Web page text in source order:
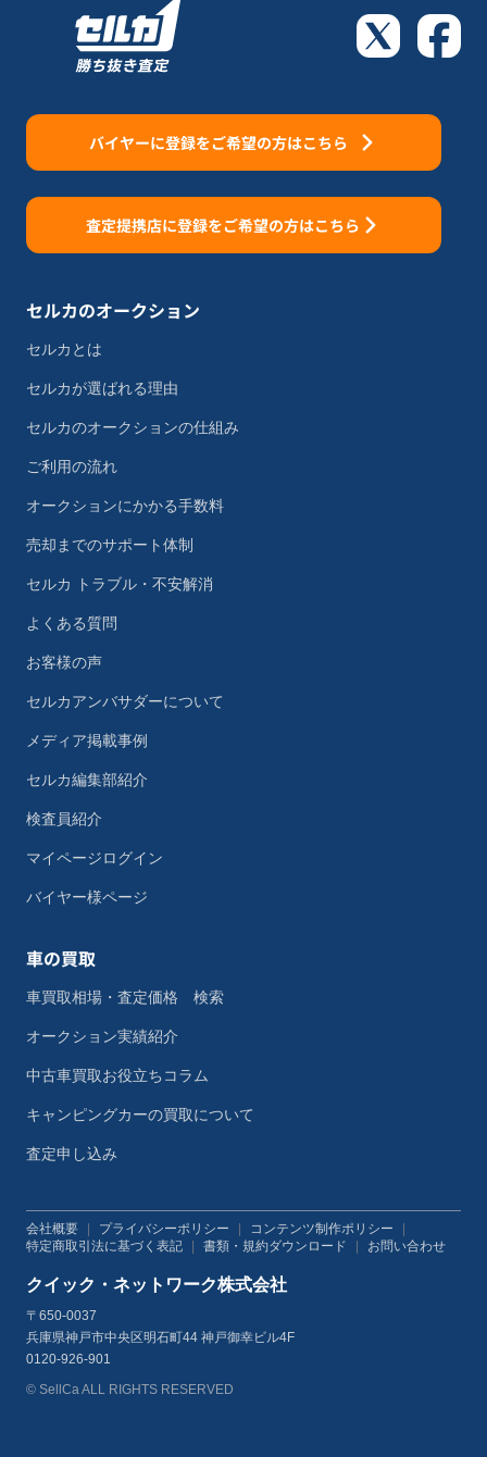
バイヤーに登録をご希望の方はこちら
査定提携店に登録をご希望の方はこちら
セルカのオークション
セルカとは
セルカが選ばれる理由
セルカのオークションの仕組み
ご利用の流れ
オークションにかかる手数料
売却までのサポート体制
セルカ トラブル・不安解消
よくある質問
お客様の声
セルカアンバサダーについて
メディア掲載事例
セルカ編集部紹介
検査員紹介
マイページログイン
バイヤー様ページ
車の買取
車買取相場・査定価格 検索
オークション実績紹介
中古車買取お役立ちコラム
キャンピングカーの買取について
査定申し込み
会社概要 プライバシーポリシー コンテンツ制作ポリシー
特定商取引法に基づく表記
書類・規約ダウンロード お問い合わせ
クイック・ネットワーク株式会社
〒650-0037
兵庫県神戸市中央区明石町44 神戸御幸ビル4F
0120-926-901
© SellCa ALL RIGHTS RESERVED